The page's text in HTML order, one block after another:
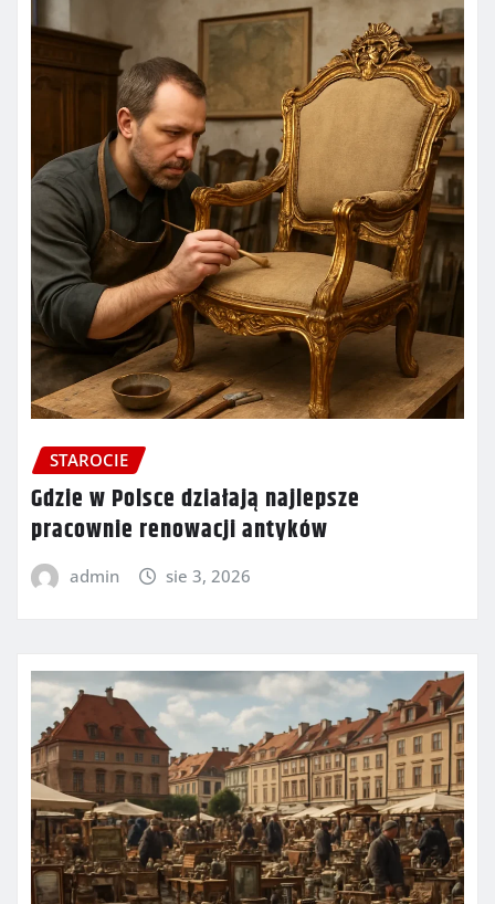
STAROCIE
Gdzie w Polsce działają najlepsze
pracownie renowacji antyków
admin sie 3, 2026